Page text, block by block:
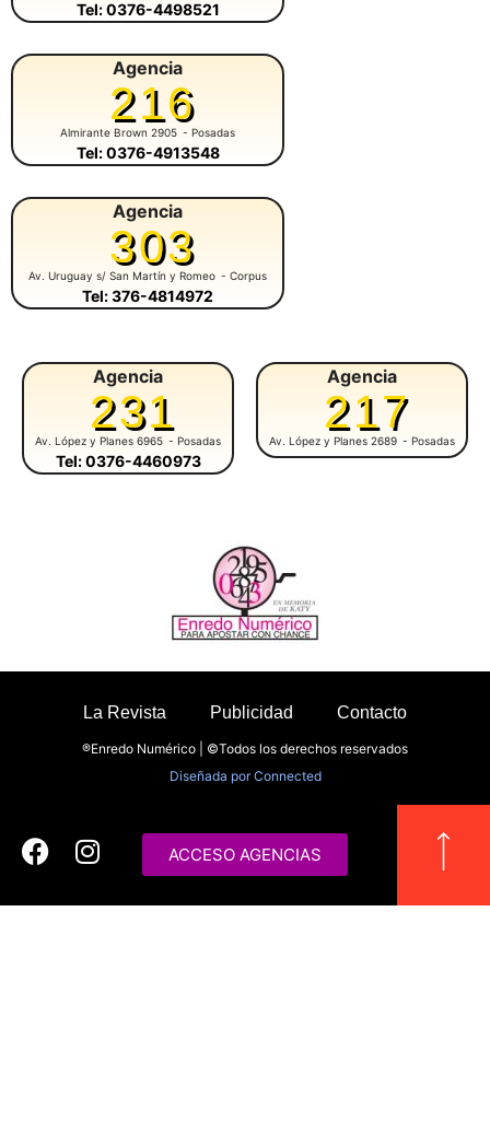
Tel: 0376-4498521
Agencia
216
Almirante Brown 2905 - Posadas
Tel: 0376-4913548
Agencia
303
Av. Uruguay s/ San Martín y Romeo - Corpus
Tel: 376-4814972
Agencia
231
Av. López y Planes 6965 - Posadas
Tel: 0376-4460973
Agencia
217
Av. López y Planes 2689 - Posadas
La Revista Publicidad Contacto
®Enredo Numérico | ©Todos los derechos reservados
Diseñada porConnected
ACCESO AGENCIAS